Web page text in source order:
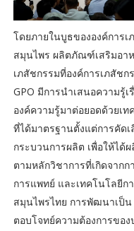
โดยภายในบูธขององค์การ
สมุนไพร ผลิตภัณฑ์เสริมอาห
เภสัชกรรมที่องค์การเภสัช
GPO มีการนำเสนอความรู้
องค์ความรู้มาต่อยอดด้วยเ
ที่ได้มาตรฐานตั้งแต่การคัด
กระบวนการผลิต เพื่อให้ไ
ตามหลักวิชาการที่เกิดจาก
การแพทย์ และเทคโนโลยีก
สมุนไพรไทย การพัฒนาเป็
ตอบโจทย์ความต้องการขอ